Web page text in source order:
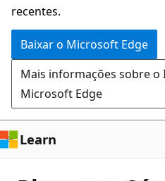
recentes.
Baixar o Microsoft Edge
Mais informações sobre
Microsoft Edge
Learn